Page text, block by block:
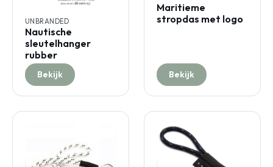
UNBRANDED
Nautische
sleutelhanger
rubber
Bekijk
Maritieme
stropdas met logo
Bekijk